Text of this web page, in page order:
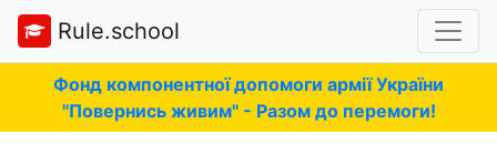
Rule.school
Фонд компонентної допомоги армії України
"Повернись живим" - Разом до перемоги!